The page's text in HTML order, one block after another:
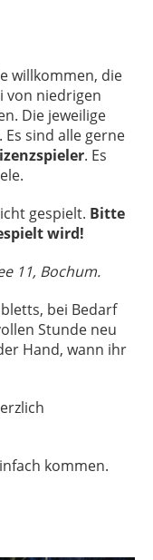
willkommen, die
von niedrigen
Die jeweilige
sind alle gerne
. Es
gespielt. Bitte
wird!
11, Bochum.
bei Bedarf
Stunde neu
Hand, wann ihr
kommen.